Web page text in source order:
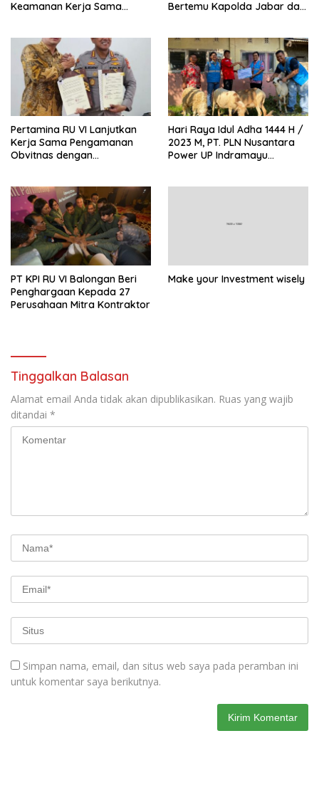
Keamanan Kerja Sama
Bertemu Kapolda Jabar dan
Pertamina RU VI Lanjutkan
Kerja Sama Pengamanan
Obvitnas dengan
Hari Raya Idul Adha 1444 H /
2023 M, PT. PLN Nusantara
Power UP Indramayu
PT KPI RU VI Balongan Beri
Penghargaan Kepada 27
Perusahaan Mitra Kontraktor
Make your Investment wisely
Tinggalkan Balasan
Alamat email Anda tidak akan dipublikasikan. Ruas yang wajib
ditandai *
Simpan nama, email, dan situs web saya pada peramban ini
untuk komentar saya berikutnya.